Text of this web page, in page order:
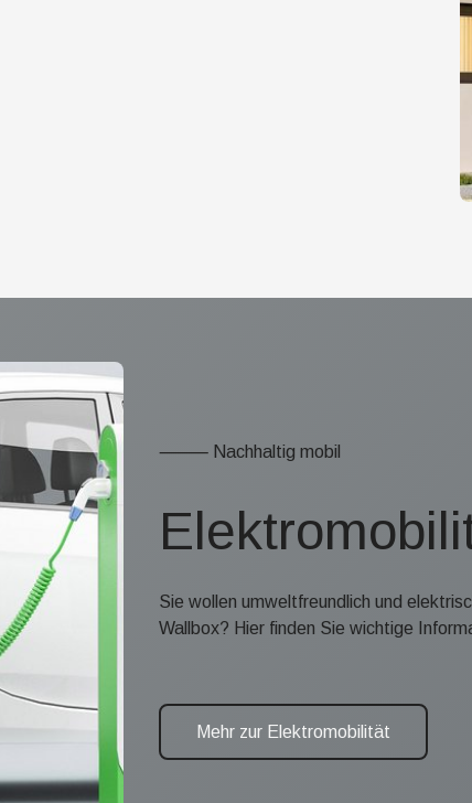
⸻ Nachhaltig mobil
Sie wollen umweltfreundlich und
Wallbox? Hier finden Sie wichtige
Mehr zur Elektromobilität